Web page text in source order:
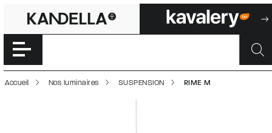
RIME M |
Accéder directement au contenu de la page
Accueil Nos luminaires SUSPENSION RIME M